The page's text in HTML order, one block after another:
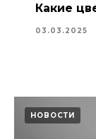
Какие
03.03.2025
НОВОСТИ